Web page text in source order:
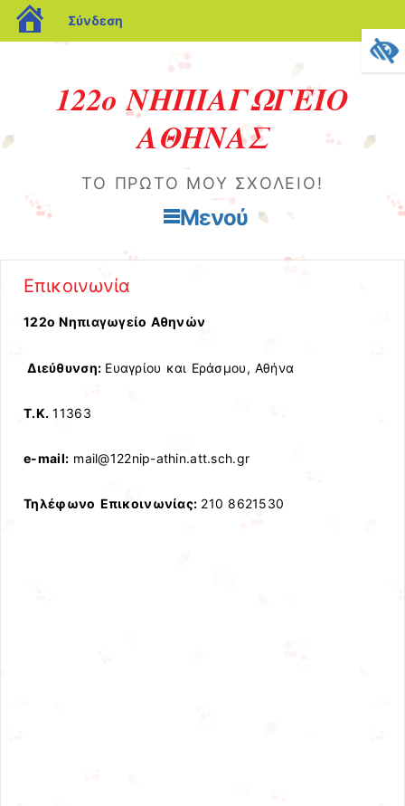
blogs.sch.gr
Σύνδεση
122ο ΝΗΠΙΑΓΩΓΕΙΟ
ΑΘΗΝΑΣ
ΤΟ ΠΡΏΤΟ ΜΟΥ ΣΧΟΛΕΊΟ!
Μενού
Επικοινωνία
122ο Νηπιαγωγείο Αθηνών
Διεύθυνση: Ευαγρίου και Εράσμου, Αθήνα
Τ.Κ.11363
e-mail: mail@122nip-athin.att.sch.gr
Τηλέφωνο Επικοινωνίας: 210 8621530